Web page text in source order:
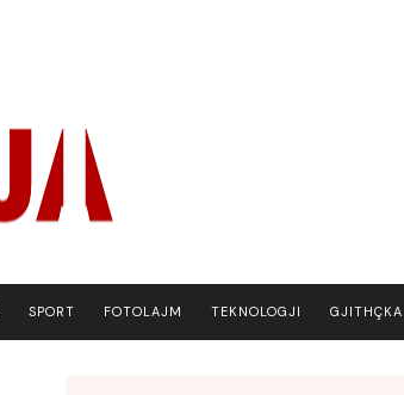
SPORT FOTOLAJM TEKNOLOGJI GJITHÇKA